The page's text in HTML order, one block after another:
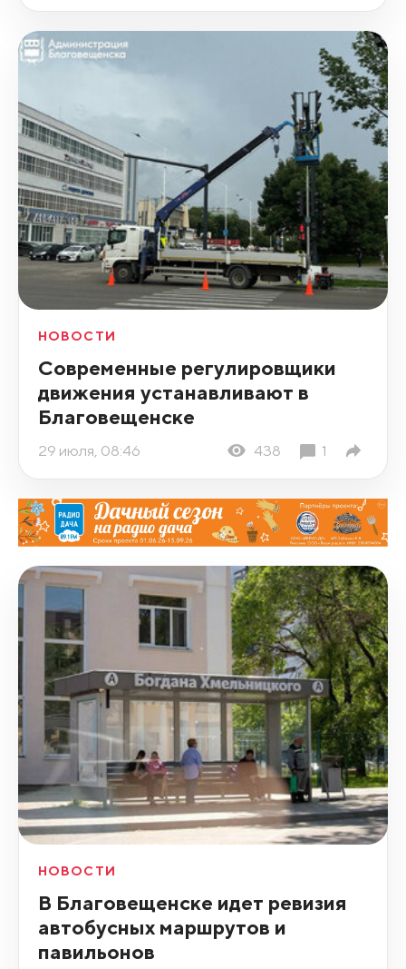
НОВОСТИ
Современные регулировщики
движения устанавливают в
Благовещенске
29 июля, 08:46 438 1
НОВОСТИ
В Благовещенске идет ревизия
автобусных маршрутов и
павильонов